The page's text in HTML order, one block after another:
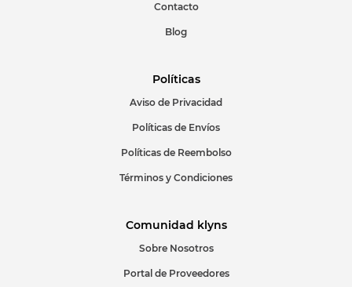
Contacto
Blog
Políticas
Aviso de Privacidad
Políticas de Envíos
Políticas de Reembolso
Términos y Condiciones
Comunidad klyns
Sobre Nosotros
Portal de Proveedores